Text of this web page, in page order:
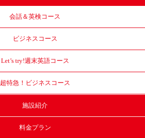
会話＆英検コース
ビジネスコース
Let’s try!週末英語コース
超特急！ ビジネスコース
施設紹介
料金プラン